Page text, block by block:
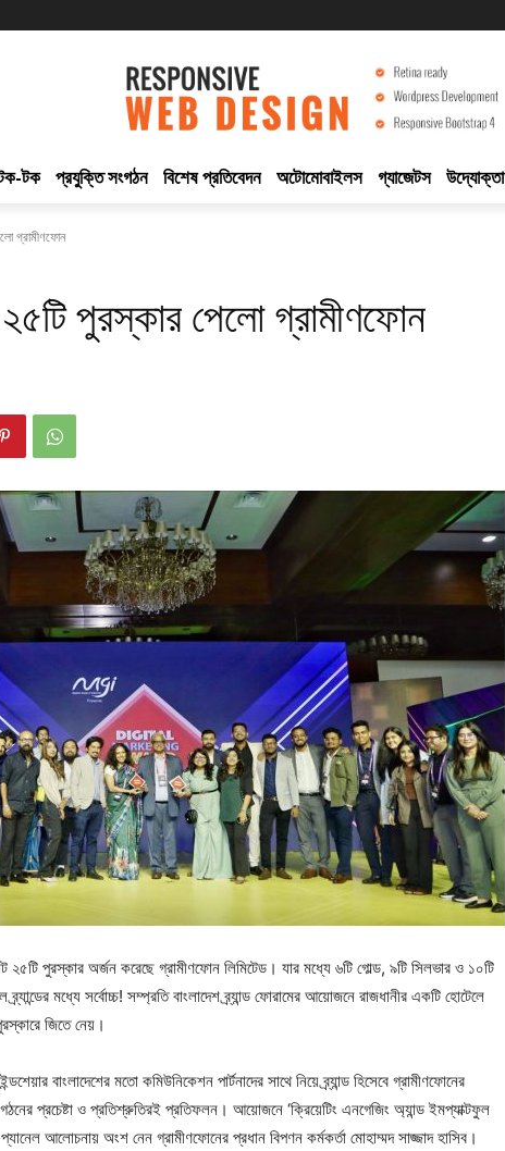
টক প্রযুক্তি সংগঠন বিশেষ প্রতিবেদন অটোমোবাইলস গ্যাজেটস উদ্যোক্তা
গ্রামীণফোন
২৫টি পুরস্কার পেলো গ্রামীণফোন
২৫টি পুরস্কার অর্জন করেছে গ্রামীণফোন লিমিটেড। যার মধ্যে ৬টি গোল্ড, ৯টি সিলভার ও ১০টি
মধ্যে সর্বোচ্চ! সম্প্রতি বাংলাদেশ ব্র্যান্ড ফোরামের আয়োজনে রাজধানীর একটি হোটেলে
জিতে নেয়।
বাংলাদেশের মতো কমিউনিকেশন পার্টনাদের সাথে নিয়ে ব্র্যান্ড হিসেবে গ্রামীণফোনের
প্রচেষ্টা ও প্রতিশ্রুতিরই প্রতিফলন। আয়োজনে ‘ক্রিয়েটিং এনগেজিং অ্যান্ড ইমপ্যাক্টফুল
প্যানেল আলোচনায় অংশ নেন গ্রামীণফোনের প্রধান বিপণন কর্মকর্তা মোহাম্মদ সাজ্জাদ হাসিব।